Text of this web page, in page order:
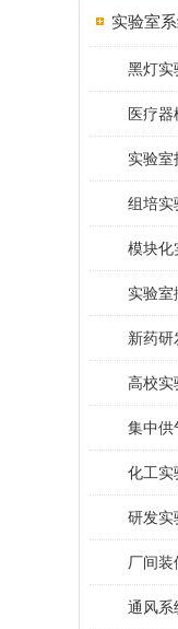
实验室
黑灯实
医疗
实验室
组培实
模块化
实验室
新药研
高校实
集中供
化工实
研发实
厂间装
通风系